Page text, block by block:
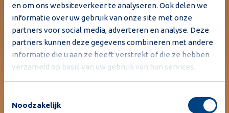
en om ons websiteverkeer te analyseren. Ook delen we
informatie over uw gebruik van onze site met onze
partners voor social media, adverteren en analyse. Deze
partners kunnen deze gegevens combineren met andere
informatie die u aan ze heeft verstrekt of die ze hebben
verzameld op basis van uw gebruik van hun services.
Noodzakelijk
Onze gecertificeerde revisie levert machines op die zo
goed als nieuw zijn, met optimale prestaties en minder
afval. Kies voor duurzame sorteer- en
verpakkingsoplossingen met vertrouwde Moba-kwaliteit,
originele onderdelen en de nieuwste software. Een slimme